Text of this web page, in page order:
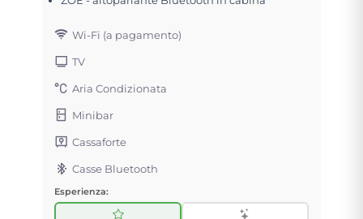
Wi-Fi (a pagamento)
TV
Aria Condizionata
Minibar
Cassaforte
Casse Bluetooth
Esperienza: